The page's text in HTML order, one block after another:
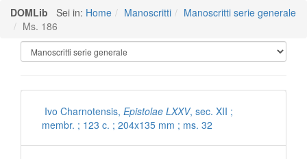
DOMLib Sei in: Home Manoscritti
Manoscritti serie generale
Ms. 186
Manoscritti Polironiani
Ivo Charnotensis, Epistolae LXXV, sec. XII ;
membr. ; 123 c. ; 204x135 mm ; ms. 32